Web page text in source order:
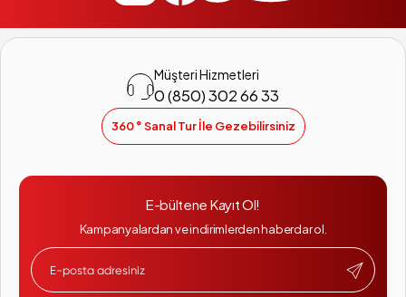
Müşteri Hizmetleri
0 (850) 302 66 33
360 ° Sanal Tur İle Gezebilirsiniz
E-bültene Kayıt Ol!
Kampanyalardan ve indirimlerden haberdar ol.